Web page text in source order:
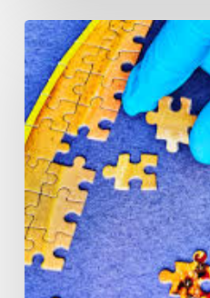
Desglobalización
por
fases